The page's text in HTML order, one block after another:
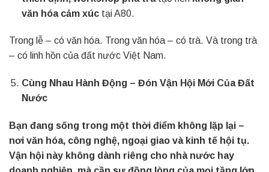
văn hóa cảm xúctại A80.
Trong lễ – có văn hóa. Trong văn hóa – có trà. Và trong trà
– có linh hồn của đất nước Việt Nam.
Cùng Nhau Hành Động – Đón Vận Hội Mới Của Đất
Nước
Bạn đang sống trong một thời điểm không lặp lại –
nơi văn hóa, công nghệ, ngoại giao và kinh tế hội tụ.
Vận hội này không dành riêng cho nhà nước hay